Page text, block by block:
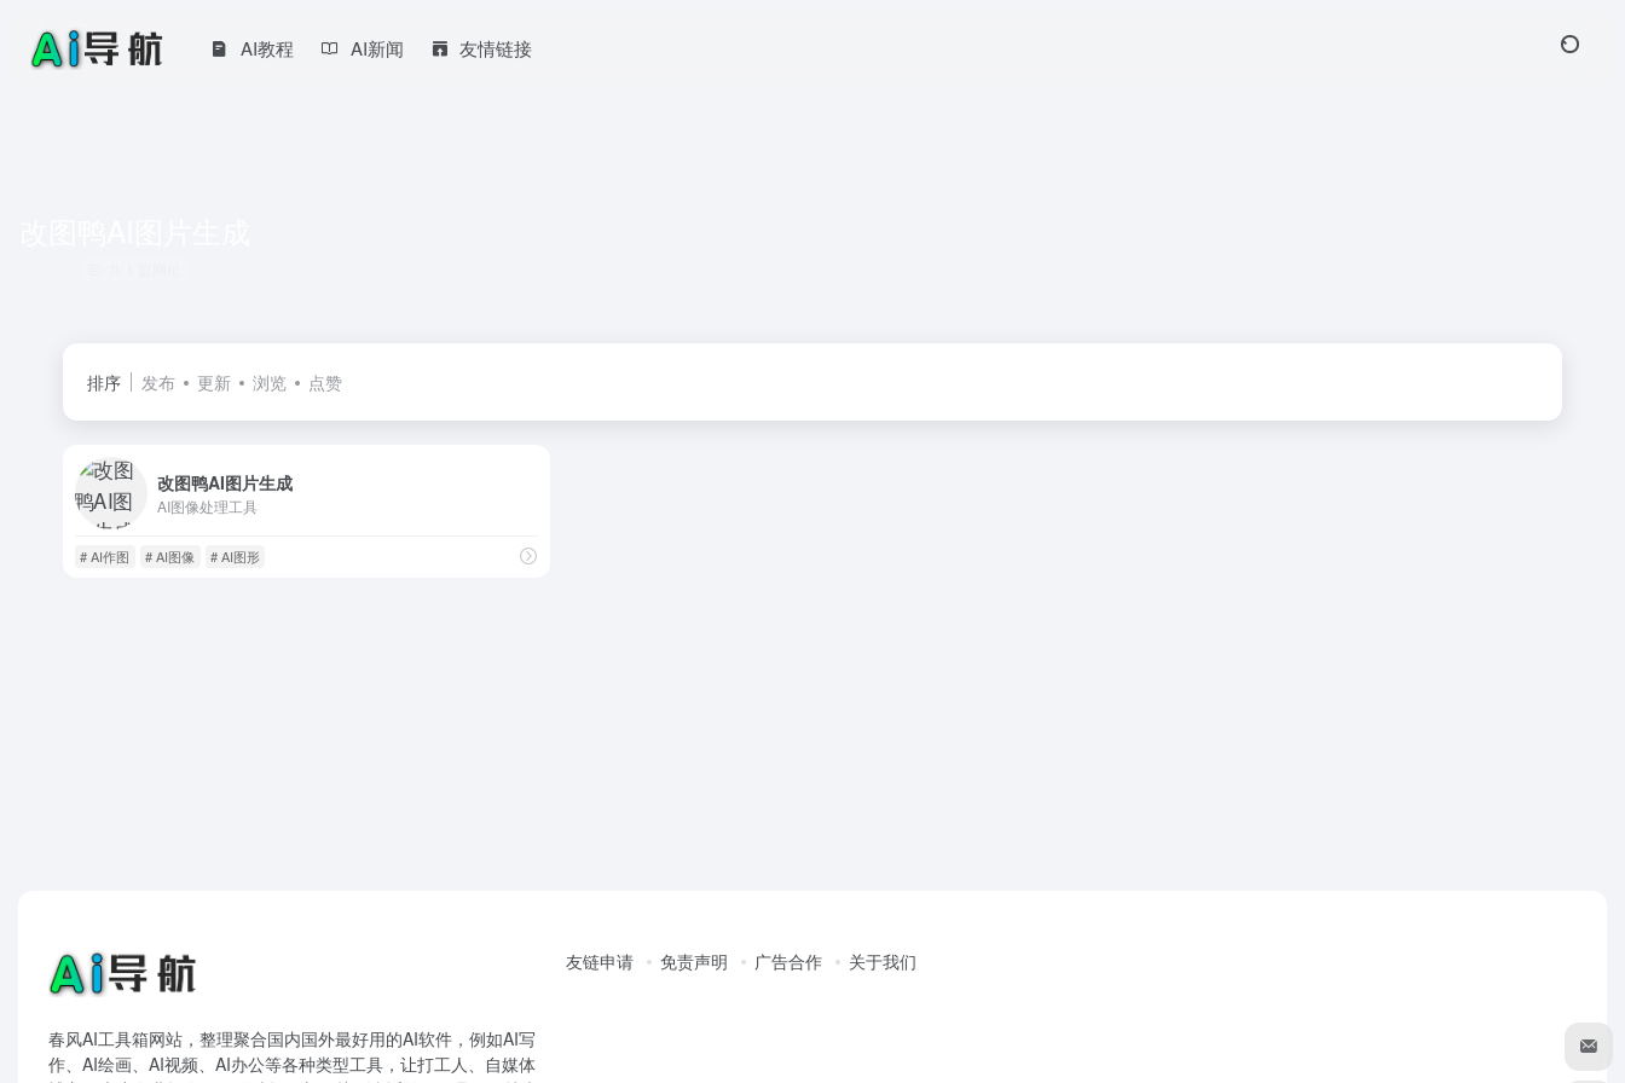
AI教程 AI新闻 友情链接
排序 发布 更新 浏览 点赞
改图鸭AI图片生成
AI图像处理工具
# AI作图 # AI图像 # AI图形
春风AI工具箱网站，整理聚合国内国外最好用的AI软件，例如AI写
作、AI绘画、AI视频、AI办公等各种类型工具，让打工人、自媒体
友链申请 免责声明 广告合作 关于我们